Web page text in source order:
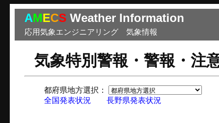
AMECS Weather Information
応用気象エンジニアリング 気象情報
気象特別警報・警報・注
都府県地方選択：
全国発表状況
長野県発表状況